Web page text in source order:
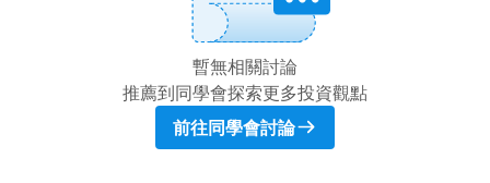
暫無相關討論
推薦到同學會探索更多投資觀點
前往同學會討論